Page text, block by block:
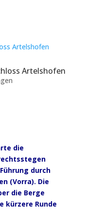
Artelshofen
die
durch
(Vorra). Die
die Berge
kürzere Runde